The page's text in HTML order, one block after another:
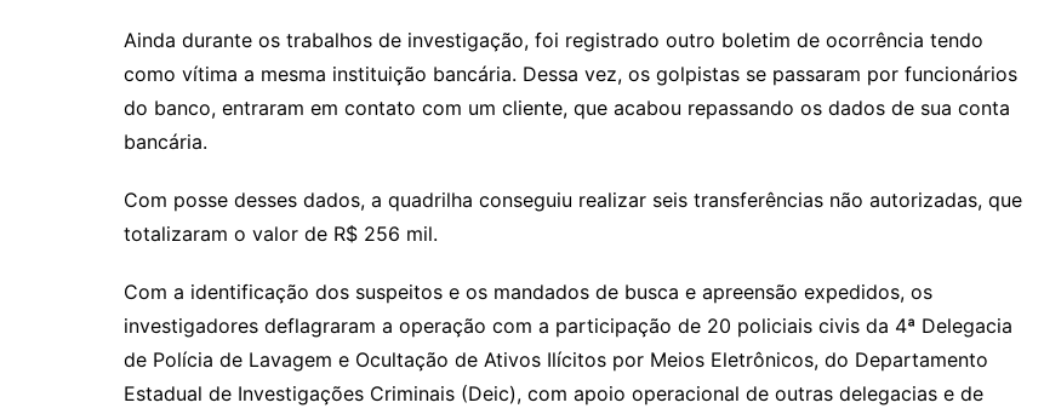
Ainda durante os trabalhos de investigação, foi registrado outro boletim de ocorrência tendo
como vítima a mesma instituição bancária. Dessa vez, os golpistas se passaram por funcionários
do banco, entraram em contato com um cliente, que acabou repassando os dados de sua conta
bancária.
Com posse desses dados, a quadrilha conseguiu realizar seis transferências não autorizadas, que
totalizaram o valor de R$ 256 mil.
Com a identificação dos suspeitos e os mandados de busca e apreensão expedidos, os
investigadores deflagraram a operação com a participação de 20 policiais civis da 4ª Delegacia
de Polícia de Lavagem e Ocultação de Ativos Ilícitos por Meios Eletrônicos, do Departamento
Estadual de Investigações Criminais (Deic), com apoio operacional de outras delegacias e de